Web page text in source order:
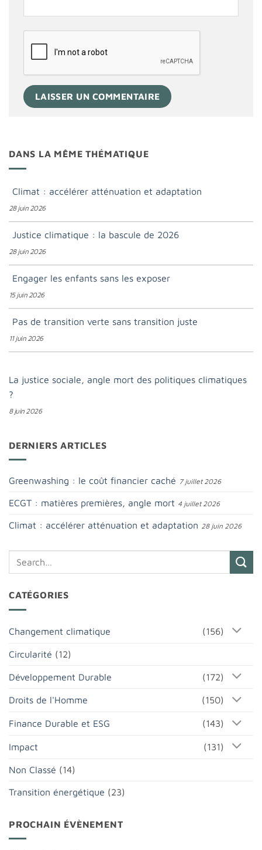
DANS LA MÊME THÉMATIQUE
Climat : accélérer atténuation et adaptation
28 juin 2026
Justice climatique : la bascule de 2026
28 juin 2026
Engager les enfants sans les exposer
15 juin 2026
Pas de transition verte sans transition juste
11 juin 2026
La justice sociale, angle mort des politiques climatiques
?
8 juin 2026
DERNIERS ARTICLES
Greenwashing : le coût financier caché 7 juillet 2026
ECGT : matières premières, angle mort 4 juillet 2026
Climat : accélérer atténuation et adaptation 28 juin 2026
CATÉGORIES
Changement climatique (156)
Circularité (12)
Développement Durable (172)
Droits de l'Homme (150)
Finance Durable et ESG (143)
Impact (131)
Non Classé (14)
Transition énergétique (23)
PROCHAIN ÉVÈNEMENT